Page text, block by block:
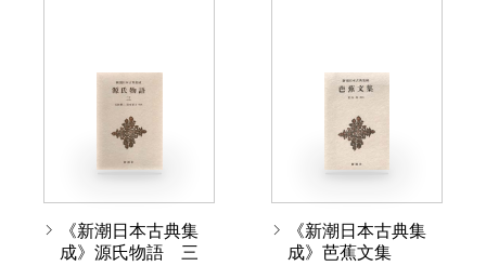
《新潮日本古典集
成》源氏物語 三
《新潮日本古典集
成》芭蕉文集